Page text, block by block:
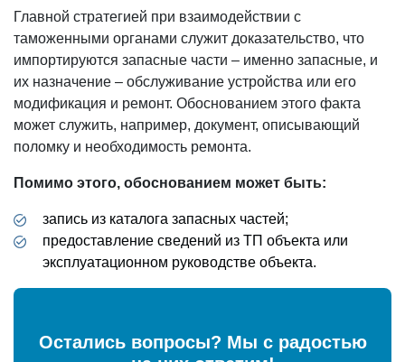
Главной стратегией при взаимодействии с
таможенными органами служит доказательство, что
импортируются запасные части – именно запасные, и
их назначение – обслуживание устройства или его
модификация и ремонт. Обоснованием этого факта
может служить, например, документ, описывающий
поломку и необходимость ремонта.
Помимо этого, обоснованием может быть:
запись из каталога запасных частей;
предоставление сведений из ТП объекта или
эксплуатационном руководстве объекта.
Остались вопросы? Мы с радостью